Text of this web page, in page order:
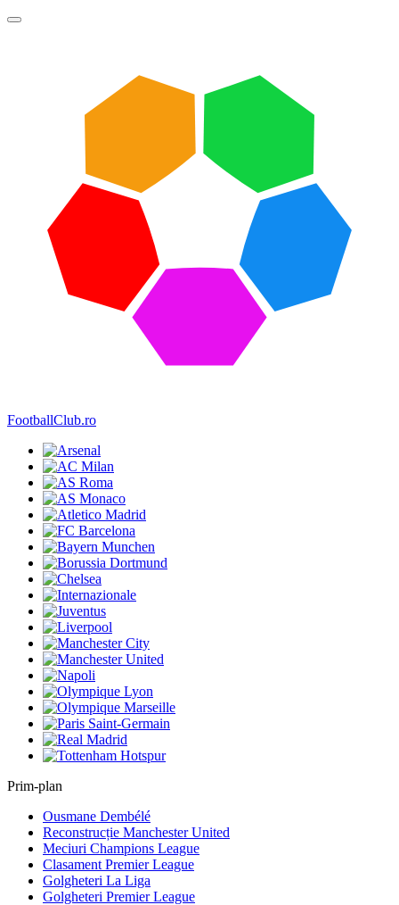
FootballClub.ro
Prim-plan
Ousmane Dembélé
Reconstrucție Manchester United
Meciuri Champions League
Clasament Premier League
Golgheteri La Liga
Golgheteri Premier League